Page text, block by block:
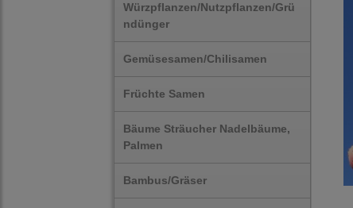
Würzpflanzen/Nutzpflanzen/Grü
ndünger
Gemüsesamen/Chilisamen
Früchte Samen
Bäume Sträucher Nadelbäume,
Palmen
Bambus/Gräser